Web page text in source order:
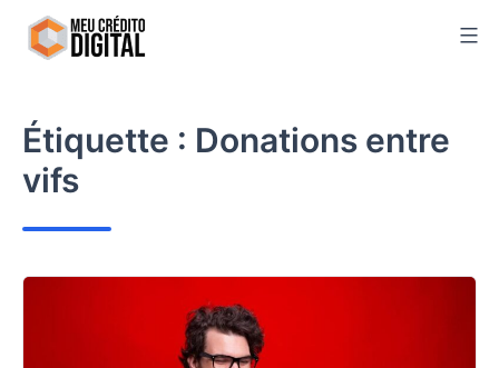
Skip
Étiquette : Donations entre
vifs